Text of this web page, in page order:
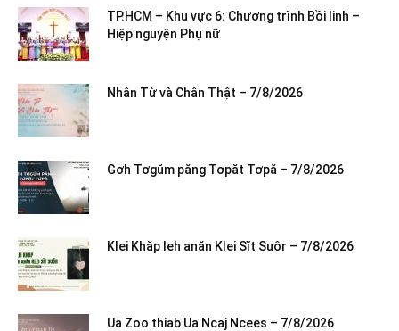
TP.HCM – Khu vực 6: Chương trình Bồi linh –
Hiệp nguyện Phụ nữ
Nhân Từ và Chân Thật – 7/8/2026
Gơh Tơgŭm păng Tơpăt Tơpă – 7/8/2026
Klei Khăp leh anăn Klei Sĭt Suôr – 7/8/2026
Ua Zoo thiab Ua Ncaj Ncees – 7/8/2026